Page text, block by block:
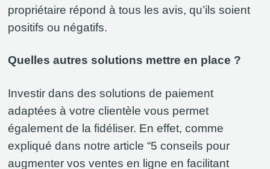
propriétaire répond à tous les avis, qu’ils soient
positifs ou négatifs.
Quelles autres solutions mettre en place ?
Investir dans des solutions de paiement
adaptées à votre clientèle vous permet
également de la fidéliser. En effet, comme
expliqué dans notre article “5 conseils pour
augmenter vos ventes en ligne en facilitant